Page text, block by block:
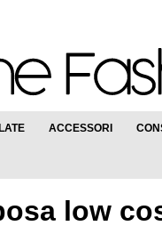
ACCESSORI
low